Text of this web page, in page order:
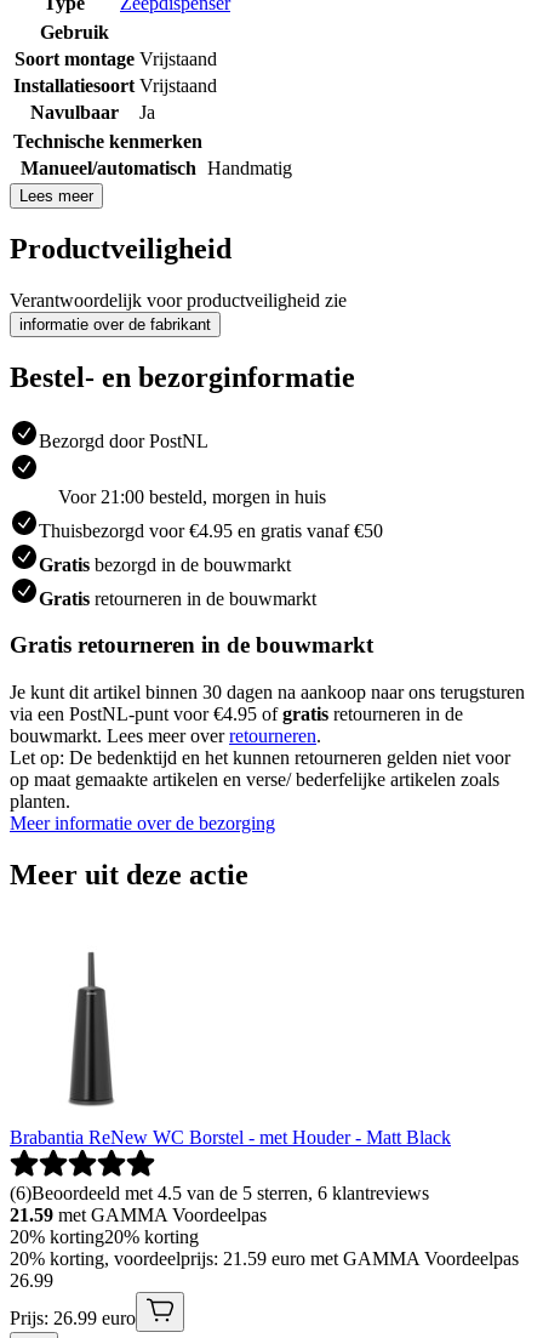
Gebruik
Soort montage Vrijstaand
Installatiesoort Vrijstaand
Navulbaar
Ja
Technische kenmerken
Manueel/automatisch Handmatig
Lees meer
Productveiligheid
Verantwoordelijk voor productveiligheid zie
informatie over de fabrikant
Bestel- en bezorginformatie
Bezorgd door PostNL
Voor 21:00 besteld, morgen in huis
Thuisbezorgd voor €4.95 en gratis vanaf €50
Gratis bezorgd in de bouwmarkt
Gratis retourneren in de bouwmarkt
Gratis retourneren in de bouwmarkt
Je kunt dit artikel binnen 30 dagen na aankoop naar ons terugsturen
via een PostNL-punt voor €4.95 ofgratis retourneren in de
bouwmarkt. Lees meer overretourneren.
Let op: De bedenktijd en het kunnen retourneren gelden niet voor
op maat gemaakte artikelen en verse/ bederfelijke artikelen zoals
planten.
Meer informatie over de bezorging
Meer uit deze actie
Brabantia ReNew WC Borstel - met Houder - Matt Black
(6)Beoordeeld met 4.5 van de 5 sterren, 6 klantreviews
21.59 met GAMMA Voordeelpas
20% korting20% korting
20% korting, voordeelprijs: 21.59 euro met GAMMA Voordeelpas
26.99
Prijs: 26.99 euro